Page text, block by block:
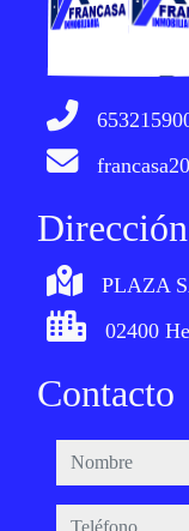
Dirección
PLAZA
02400
Contacto
nombre
teléfono